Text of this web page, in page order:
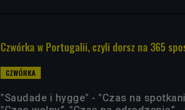
Czwórka w Portugalii, czyli dorsz na 365
"Saudade i hygge" - "Czas na